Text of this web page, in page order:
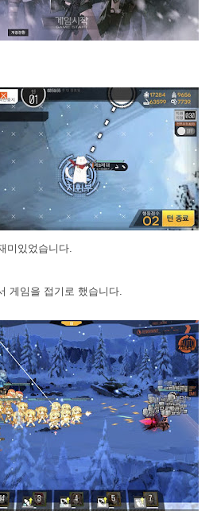
미있었습니다.
게임을 접기로 했습니다.